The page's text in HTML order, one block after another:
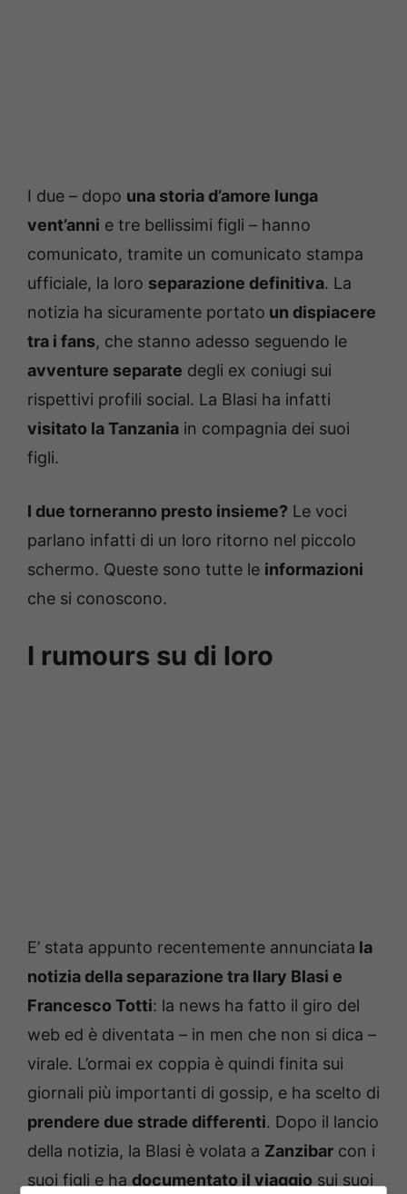
I due – dopo una storia d’amore lunga
vent’anni e tre bellissimi figli – hanno
comunicato, tramite un comunicato stampa
ufficiale, la loro separazione definitiva. La
notizia ha sicuramente portato un dispiacere
tra i fans, che stanno adesso seguendo le
avventure separate degli ex coniugi sui
rispettivi profili social. La Blasi ha infatti
visitato la Tanzania in compagnia dei suoi
figli.
I due torneranno presto insieme? Le voci
parlano infatti di un loro ritorno nel piccolo
schermo. Queste sono tutte le informazioni
che si conoscono.
I rumours su di loro
E’ stata appunto recentemente annunciata la
notizia della separazione tra Ilary Blasi e
Francesco Totti: la news ha fatto il giro del
web ed è diventata – in men che non si dica –
virale. L’ormai ex coppia è quindi finita sui
giornali più importanti di gossip, e ha scelto di
prendere due strade differenti. Dopo il lancio
della notizia, la Blasi è volata a Zanzibar con i
suoi figli e ha documentato il viaggio sui suoi